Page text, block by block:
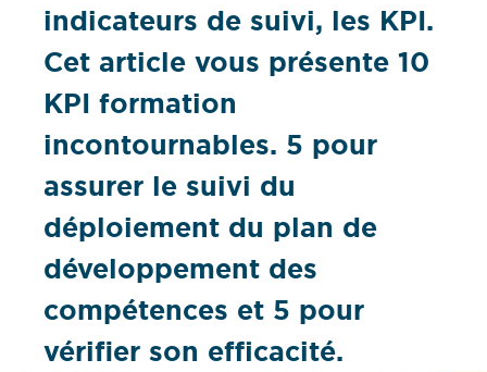
indicateurs de suivi, les KPI.
Cet article vous présente 10
KPI formation
incontournables. 5 pour
assurer le suivi du
déploiement du plan de
développement des
compétences et 5 pour
vérifier son efficacité.